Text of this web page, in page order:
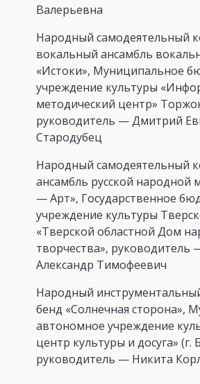
Валерьевна
Народный самодеятельный
вокальный ансамбль
«Истоки», Муниципальное
учреждение культуры
методический центр»
руководитель — Дмитрий
Стародубец
Народный самодеятельный
ансамбль русской народной
— Арт», Государственное
учреждение культуры
«Тверской областной Дом
творчества», руководитель
Александр Тимофеевич
Народный
бенд «Солнечная сторона»,
автономное учреждение
центр культуры и досуга» (г.
руководитель — Никита